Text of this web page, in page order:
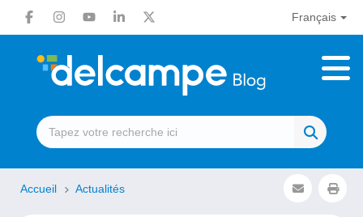
Français
Accueil Actualités